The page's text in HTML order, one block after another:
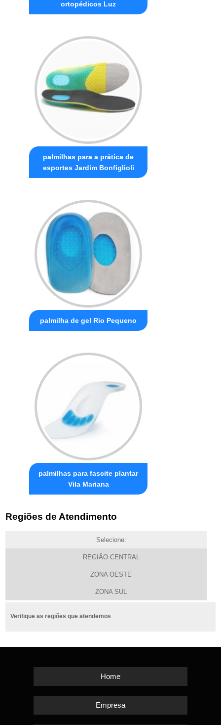
ortopédicos Luz
palmilhas para a prática de
esportes Jardim Bonfiglioli
palmilha de gel Rio Pequeno
palmilhas para fascite plantar
Vila Mariana
Regiões de Atendimento
Selecione:
REGIÃO CENTRAL
ZONA OESTE
ZONA SUL
Verifique as regiões que atendemos
Home
Empresa